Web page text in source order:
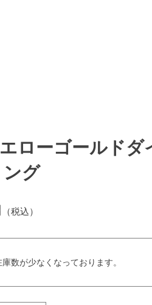
ローゴールドダ
ング
（税込）
数が少なくなっております。